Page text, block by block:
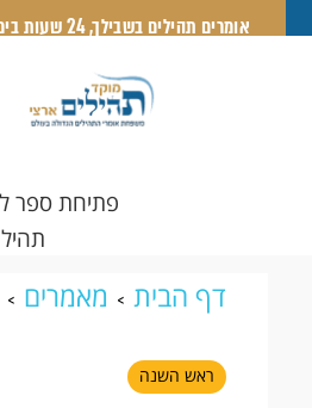
אומרים תהילים בשבילך, 24 שעות ביממה | 1-700-700-721
פתיחת ספר
דף הבית מאמרים
זה לזה בראש השנה
ראש השנה